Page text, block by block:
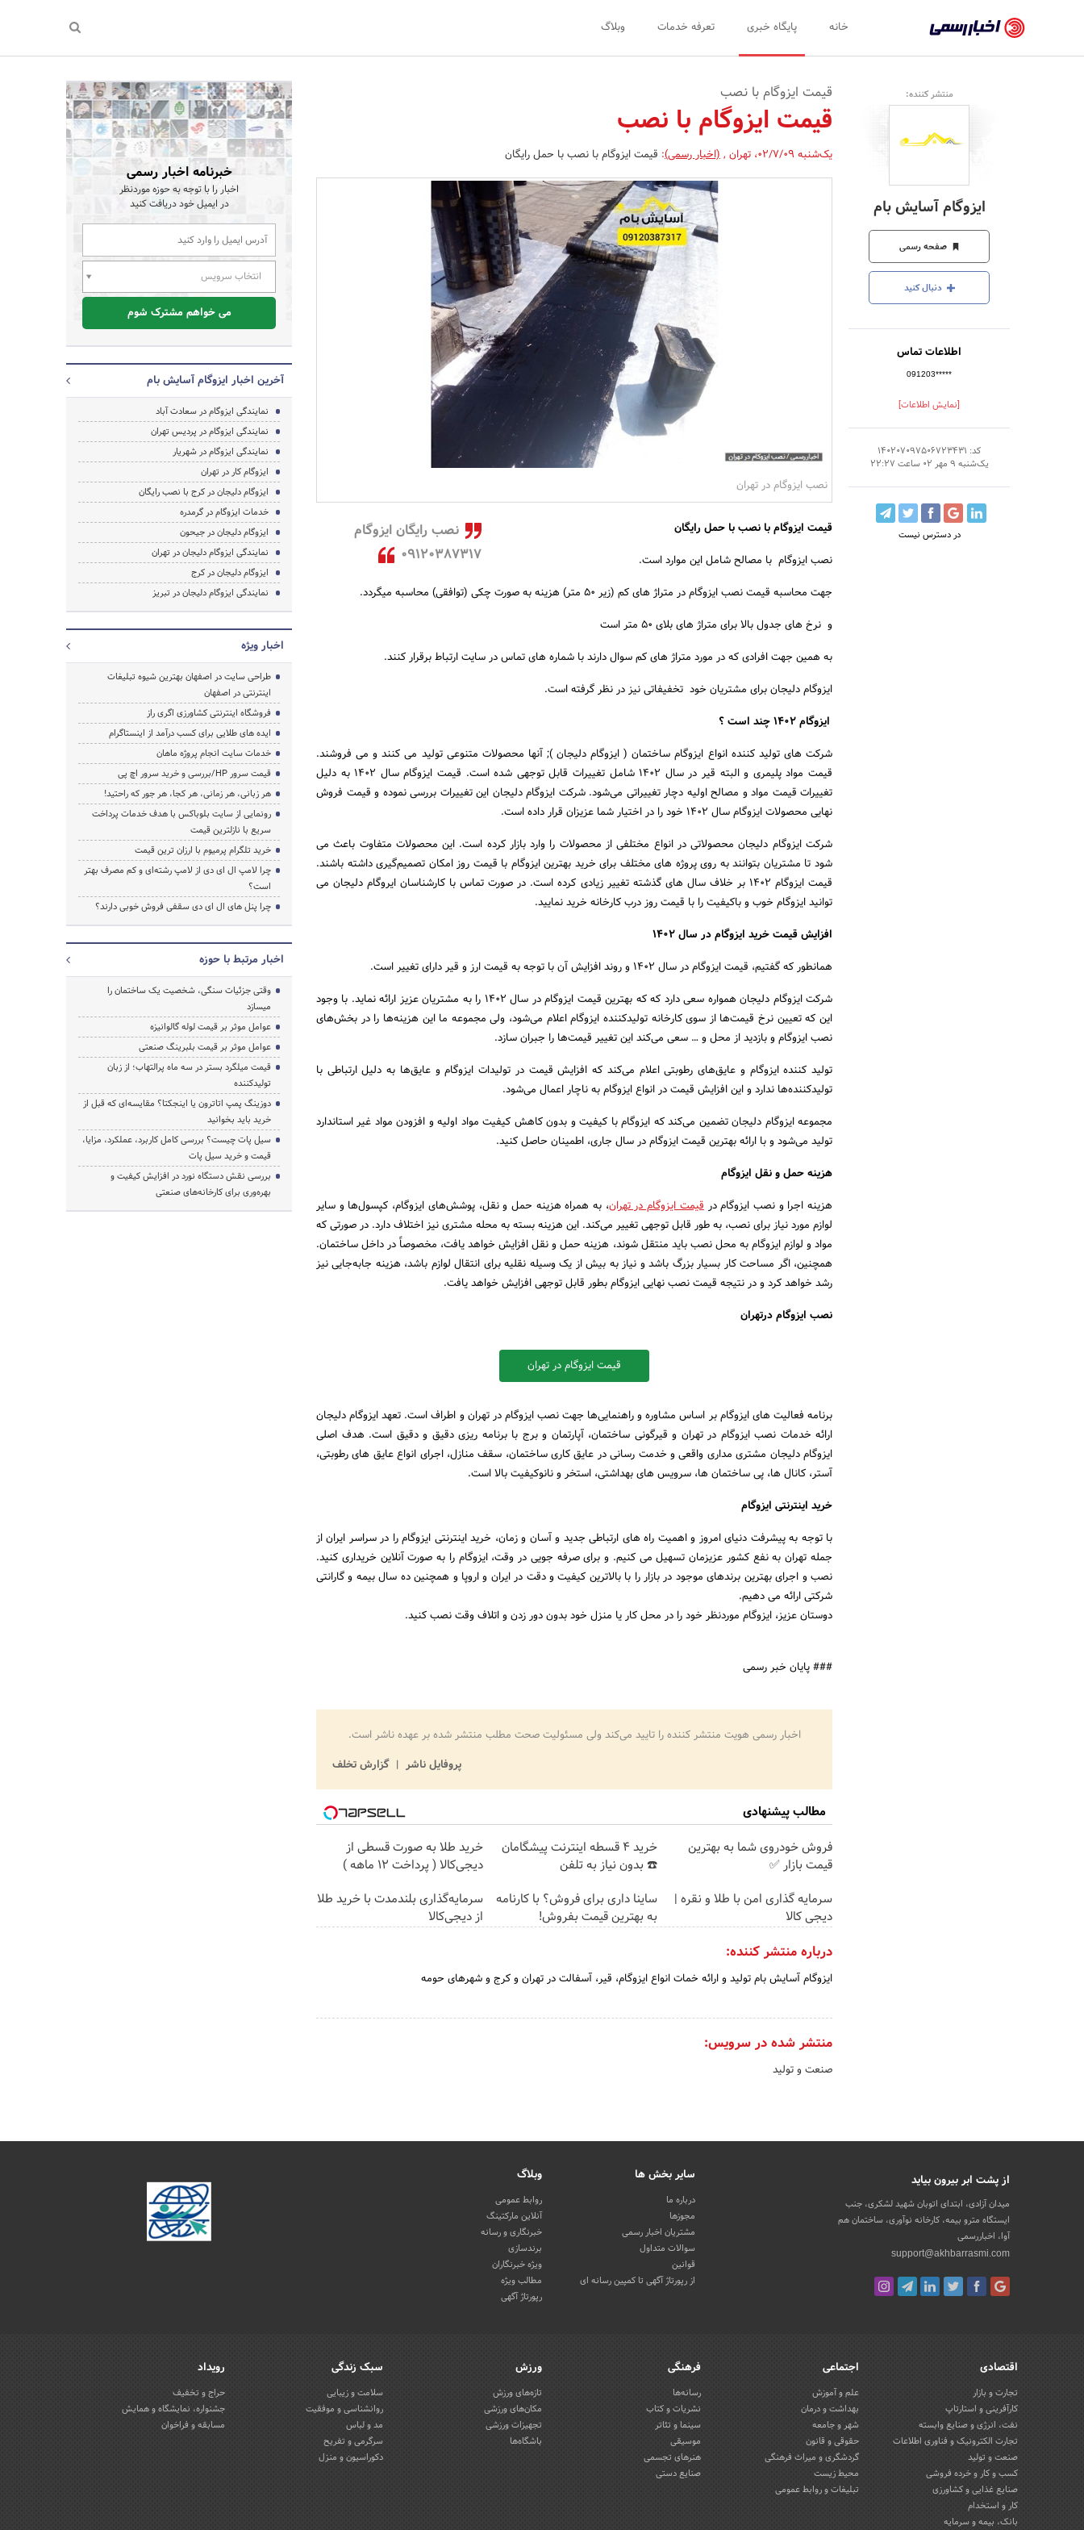
رسمی
-
اخبار
تایید
شرکت‌ها،
سازمان‌ها
و
روابط
عمومی‌ها
خانه پایگاه خبری تعرفه خدمات وبلاگ
منتشر کننده:
ایزوگام آسایش بام
صفحه رسمی
دنبال کنید
اطلاعات تماس
091203*****
[نمایش اطلاعات]
کد: 140207097506723431
یک‌شنبه 9 مهر 02 ساعت 22:27
در دسترس نیست
قیمت ایزوگام با نصب
قیمت ایزوگام با نصب
یک‌شنبه 02/7/09 ، تهران ,(اخبار رسمی): قیمت ایزوگام با نصب با حمل رایگان
نصب ایزوگام در تهران
نصب رایگان ایزوگام
09120387317
قیمت ایزوگام با نصب با حمل رایگان
نصب ایزوگام با مصالح شامل این موارد است.
جهت محاسبه قیمت نصب ایزوگام در متراژ های کم (زیر ۵۰ متر) هزینه به صورت چکی (توافقی) محاسبه میگردد.
و نرخ های جدول بالا برای متراژ های بلای ۵۰ متر است
به همین جهت افرادی که در مورد متراژ های کم سوال دارند با شماره های تماس در سایت ارتباط برقرار کنند.
ایزوگام دلیجان برای مشتریان خود تخفیفاتی نیز در نظر گرفته است.
ایزوگام ۱۴۰۲ چند است ؟
شرکت های تولید کننده انواع ایزوگام ساختمان ( ایزوگام دلیجان ); آنها محصولات متنوعی تولید می کنند و می فروشند.
قیمت مواد پلیمری و البته قیر در سال ۱۴۰۲ شامل تغییرات قابل توجهی شده است. قیمت ایزوگام سال ۱۴۰۲ به دلیل
تغییرات قیمت مواد و مصالح اولیه دچار تغییراتی می‌شود. شرکت ایزوگام دلیجان این تغییرات بررسی نموده و قیمت فروش
نهایی محصولات ایزوگام سال ۱۴۰۲ خود را در اختیار شما عزیزان قرار داده است.
شرکت ایزوگام دلیجان محصولاتی در انواع مختلفی از محصولات را وارد بازار کرده است. این محصولات متفاوت باعث می
شود تا مشتریان بتوانند به روی پروژه های مختلف برای خرید بهترین ایزوگام با قیمت روز امکان تصمیم‌گیری داشته باشند.
قیمت ایزوگام ۱۴۰۲ بر خلاف سال های گذشته تغییر زیادی کرده است. در صورت تماس با کارشناسان ایروگام دلیجان می
توانید ایزوگام خوب و باکیفیت را با قیمت روز درب کارخانه خرید نمایید.
افزایش قیمت خرید ایزوگام در سال ۱۴۰۲
همانطور که گفتیم، قیمت ایزوگام در سال ۱۴۰۲ و روند افزایش آن با توجه به قیمت ارز و قیر دارای تغییر است.
شرکت ایزوگام دلیجان همواره سعی دارد که که بهترین قیمت ایزوگام در سال ۱۴۰۲ را به مشتریان عزیز ارائه نماید. با وجود
این که تعیین نرخ قیمت‌ها از سوی کارخانه تولیدکننده ایزوگام اعلام می‌شود، ولی مجموعه ما این هزینه‌ها را در بخش‌های
نصب ایزوگام و بازدید از محل و … سعی می‌کند این تغییر قیمت‌ها را جبران سازد.
تولید کننده ایزوگام و عایق‌های رطوبتی اعلام می‌کند که افزایش قیمت در تولیدات ایزوگام و عایق‌ها به دلیل ارتباطی با
تولیدکننده‌ها ندارد و این افزایش قیمت در انواع ایزوگام به ناچار اعمال می‌شود.
مجموعه ایزوگام دلیجان تضمین می‌کند که ایزوگام با کیفیت و بدون کاهش کیفیت مواد اولیه و افزودن مواد غیر استاندارد
تولید می‌شود و با ارائه بهترین قیمت ایزوگام در سال جاری، اطمینان حاصل کنید.
هزینه حمل و نقل ایزوگام
هزینه اجرا و نصب ایزوگام درقیمت ایزوگام در تهران، به همراه هزینه حمل و نقل، پوشش‌های ایزوگام، کپسول‌ها و سایر
لوازم مورد نیاز برای نصب، به طور قابل توجهی تغییر می‌کند. این هزینه بسته به محله مشتری نیز اختلاف دارد. در صورتی که
مواد و لوازم ایزوگام به محل نصب باید منتقل شوند، هزینه حمل و نقل افزایش خواهد یافت، مخصوصاً در داخل ساختمان.
همچنین، اگر مساحت کار بسیار بزرگ باشد و نیاز به بیش از یک وسیله نقلیه برای انتقال لوازم باشد، هزینه جابه‌جایی نیز
رشد خواهد کرد و در نتیجه قیمت نصب نهایی ایزوگام بطور قابل توجهی افزایش خواهد یافت.
نصب ایزوگام درتهران
قیمت ایزوگام در تهران
برنامه فعالیت های ایزوگام بر اساس مشاوره و راهنمایی‌ها جهت نصب ایزوگام در تهران و اطراف است. تعهد ایزوگام دلیجان
ارائه خدمات نصب ایزوگام در تهران و قیرگونی ساختمان، آپارتمان و برج با برنامه ریزی دقیق و دقیق است. هدف اصلی
ایزوگام دلیجان مشتری مداری واقعی و خدمت رسانی در عایق کاری ساختمان، سقف منازل، اجرای انواع عایق های رطوبتی،
آستر، کانال ها، پی ساختمان ها، سرویس های بهداشتی، استخر و نانوکیفیت بالا است.
خرید اینترنتی ایزوگام
با توجه به پیشرفت دنیای امروز و اهمیت راه های ارتباطی جدید و آسان و زمان، خرید اینترنتی ایزوگام را در سراسر ایران از
جمله تهران به نفع کشور عزیزمان تسهیل می کنیم. و برای صرفه جویی در وقت، ایزوگام را به صورت آنلاین خریداری کنید.
نصب و اجرای بهترین برندهای موجود در بازار را با بالاترین کیفیت و دقت در ایران و اروپا و همچنین ده سال بیمه و گارانتی
شرکتی ارائه می دهیم.
دوستان عزیز، ایزوگام موردنظر خود را در محل کار یا منزل خود بدون دور زدن و اتلاف وقت نصب کنید.
### پایان خبر رسمی
اخبار رسمی هویت منتشر کننده را تایید می‌کند ولی مسئولیت صحت مطلب منتشر شده بر عهده ناشر است.
پروفایل ناشر
گزارش تخلف
مطالب پیشنهادی
فروش خودروی شما به بهترین
قیمت بازار ✅
خرید 4 قسطه اینترنت پیشگامان
☎️ بدون نیاز به تلفن
خرید طلا به صورت قسطی از
دیجی‌کالا ( پرداخت 12 ماهه )
سرمایه گذاری امن با طلا و نقره |
دیجی کالا
ساینا داری برای فروش؟ با کارنامه
به بهترین قیمت بفروش!
سرمایه‌گذاری بلندمدت با خرید طلا
از دیجی‌کالا
درباره منتشر کننده:
ایزوگام آسایش بام تولید و ارائه خمات انواع ایزوگام، قیر، آسفالت در تهران و کرج و شهرهای حومه
منتشر شده در سرویس:
صنعت و تولید
خبرنامه اخبار رسمی
اخبار را با توجه به حوزه موردنظر
در ایمیل خود دریافت کنید
انتخاب سرویس
می خواهم مشترک شوم
آخرین اخبار ایزوگام آسایش بام
نمایندگی ایزوگام در سعادت آباد
نمایندگی ایزوگام در پردیس تهران
نمایندگی ایزوگام در شهریار
ایزوگام کار در تهران
ایزوگام دلیجان در کرج با نصب رایگان
خدمات ایزوگام در گرمدره
ایزوگام دلیجان در جیحون
نمایندگی ایزوگام دلیجان در تهران
ایزوگام دلیجان در کرج
نمایندگی ایزوگام دلیجان در تبریز
اخبار ویژه
طراحی سایت در اصفهان بهترین شیوه تبلیغات
اینترنتی در اصفهان
فروشگاه اینترنتی کشاورزی اگری راز
ایده های طلایی برای کسب درآمد از اینستاگرام
خدمات سایت انجام پروژه ماهان
قیمت سرور HP/بررسی و خرید سرور اچ پی
هر زبانی، هر زمانی، هر کجا، هر جور که راحتید!
رونمایی از سایت بلوباکس با هدف خدمات پرداخت
سریع با نازلترین قیمت
خرید تلگرام پرمیوم با ارزان ترین قیمت
چرا لامپ ال ای دی از لامپ رشته‌ای و کم مصرف بهتر
است؟
چرا پنل های ال ای دی سقفی فروش خوبی دارند؟
اخبار مرتبط با حوزه
وقتی جزئیات سنگی، شخصیت یک ساختمان را
میسازد
عوامل موثر بر قیمت لوله گالوانیزه
عوامل موثر بر قیمت بلبرینگ صنعتی
قیمت میلگرد بستر در سه ماه پرالتهاب؛ از زبان
تولیدکننده
دوزینگ پمپ اتاترون یا اینجکتا؟ مقایسه‌ای که قبل از
خرید باید بخوانید
سیل پات چیست؟ بررسی کامل کاربرد، عملکرد، مزایا،
قیمت و خرید سیل پات
بررسی نقش دستگاه نورد در افزایش کیفیت و
بهره‌وری برای کارخانه‌های صنعتی
از پشت ابر بیرون بیاید
میدان آزادی، ابتدای اتوبان شهید لشکری، جنب
ایستگاه مترو بیمه، کارخانه نوآوری، ساختمان هم
آوا، اخباررسمی
support@akhbarrasmi.com
سایر بخش ها
درباره ما
مجوزها
مشتریان اخبار رسمی
سوالات متداول
قوانین
از رپورتاژ آگهی تا کمپین رسانه ای
وبلاگ
روابط عمومی
آنلاین مارکتینگ
خبرنگاری و رسانه
برندسازی
ویژه خبرنگاران
مطالب ویژه
رپورتاژ آگهی
اقتصادی
تجارت و بازار
کارآفرینی و استارتاپ
نفت، انرژی و صنایع وابسته
تجارت الکترونیک و فناوری اطلاعات
صنعت و تولید
کسب و کار و خرده فروشی
صنایع غذایی و کشاورزی
کار و استخدام
بانک، بیمه و سرمایه
اجتماعی
علم و آموزش
بهداشت و درمان
شهر و جامعه
حقوقی و قانون
گردشگری و میراث فرهنگی
محیط زیست
تبلیغات و روابط عمومی
فرهنگی
رسانه‌ها
نشریات و کتاب
سینما و تئاتر
موسیقی
هنرهای تجسمی
صنایع دستی
ورزش
تازه‌های ورزش
مکان‌های ورزشی
تجهیزات ورزشی
باشگاه‌ها
سبک زندگی
سلامت و زیبایی
روانشناسی و موفقیت
مد و لباس
سرگرمی و تفریح
دکوراسیون و منزل
رویداد
حراج و تخفیف
جشنواره، نمایشگاه و همایش
مسابقه و فراخوان